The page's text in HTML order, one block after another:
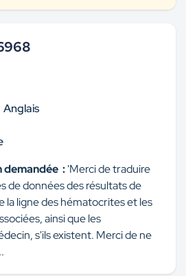
Anglais
:'Merci de traduire
de données des résultats de
la ligne des hématocrites et les
ainsi que les
s'ils existent. Merci de ne